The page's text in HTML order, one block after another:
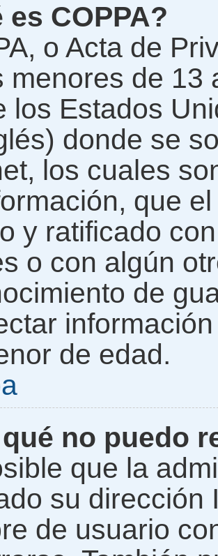
es COPPA?
o Acta de
menores de 13
los Estados
donde se
los cuales
que
y ratificado
o con algún
de
de edad.
no puedo
que la
su dirección
de usuario